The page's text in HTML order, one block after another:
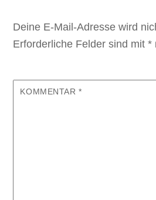
Deine E-Mail-Adresse wird
Erforderliche Felder sind mit*
KOMMENTAR*